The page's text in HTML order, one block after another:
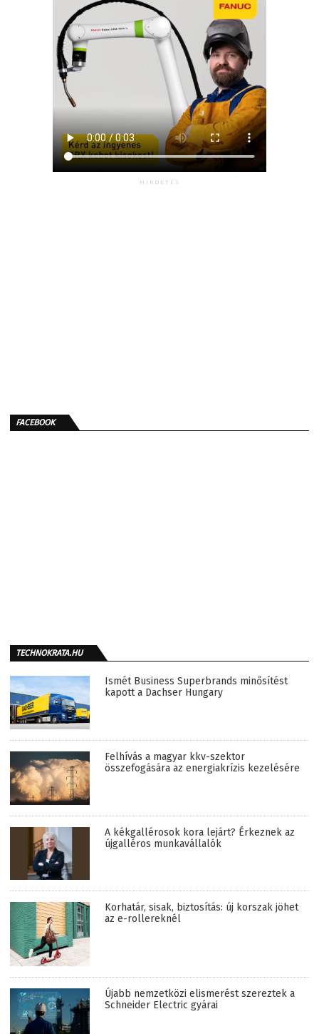
HIRDETÉS
FACEBOOK
TECHNOKRATA.HU
Ismét Business Superbrands minősítést
kapott a Dachser Hungary
Felhívás a magyar kkv-szektor
összefogására az energiakrízis kezelésére
A kékgallérosok kora lejárt? Érkeznek az
újgalléros munkavállalók
Korhatár, sisak, biztosítás: új korszak jöhet
az e-rollereknél
Újabb nemzetközi elismerést szereztek a
Schneider Electric gyárai